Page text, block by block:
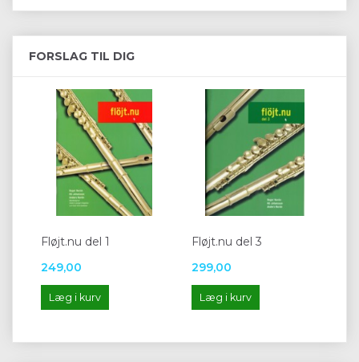
FORSLAG TIL DIG
Fløjt.nu del 1
249,00
Læg i kurv
Fløjt.nu del 3
299,00
Læg i kurv